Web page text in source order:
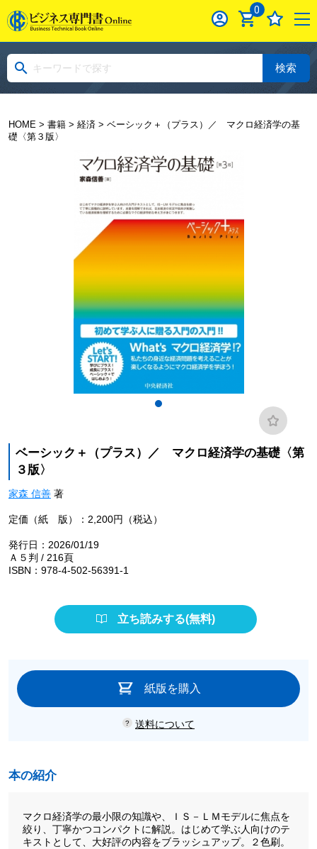
0
検索
HOME> 書籍> 経済 > ベーシック＋（プラス）／ マクロ経済学の基
礎〈第３版〉
ベーシック＋（プラス）／ マクロ経済学の基礎〈第
３版〉
家森 信善著
定価（紙 版）：2,200円（税込）
発行日：2026/01/19
Ａ５判 / 216頁
ISBN：978-4-502-56391-1
立ち読みする(無料)
紙版を購入
送料について
本の紹介
マクロ経済学の最小限の知識や、ＩＳ－ＬＭモデルに焦点を
絞り、丁寧かつコンパクトに解説。はじめて学ぶ人向けのテ
キストとして、大好評の内容をブラッシュアップ。２色刷。